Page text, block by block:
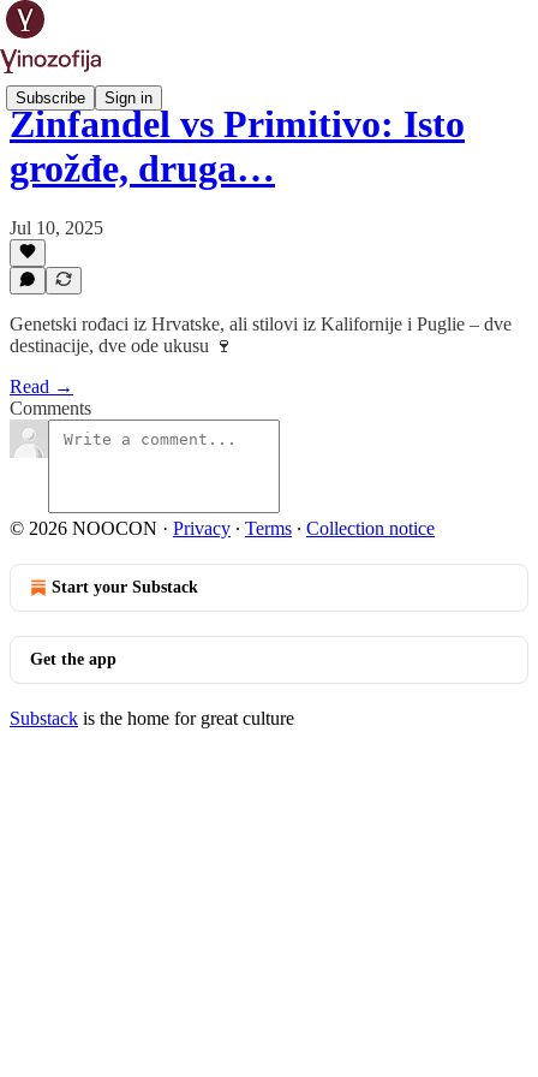
Subscribe Sign in
Zinfandel vs Primitivo: Isto
grožđe, druga…
Jul 10, 2025
Genetski rođaci iz Hrvatske, ali stilovi iz Kalifornije i Puglie – dve
destinacije, dve ode ukusu 🍷
Read →
Comments
© 2026 NOOCON · Privacy ∙ Terms ∙ Collection notice
Start your Substack
Get the app
Substack is the home for great culture